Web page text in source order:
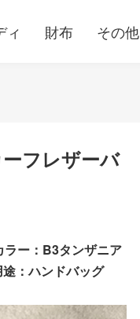
ィ 財布 その他
フレザーバ
ー：B3タンザニア
：ハンドバッグ